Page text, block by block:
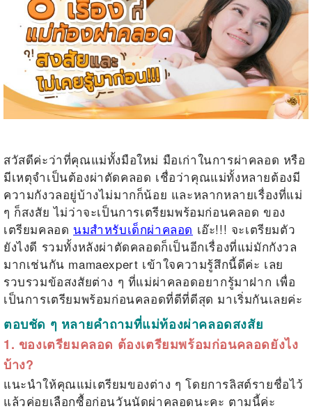
สวัสดีค่ะว่าที่คุณแม่ทั้งมือใหม่ มือเก่าในการผ่าคลอด หรือ
มีเหตุจำเป็นต้องผ่าตัดคลอด เชื่อว่าคุณแม่ทั้งหลายต้องมี
ความกังวลอยู่บ้างไม่มากก็น้อย และหลากหลายเรื่องที่แม่
ๆ ก็สงสัย ไม่ว่าจะเป็นการเตรียมพร้อมก่อนคลอด ของ
เตรียมคลอด นมสำหรับเด็กผ่าคลอด เอ๊ะ!!! จะเตรียมตัว
ยังไงดี รวมทั้งหลังผ่าตัดคลอดก็เป็นอีกเรื่องที่แม่มักกังวล
มากเช่นกัน mamaexpert เข้าใจความรู้สึกนี้ดีค่ะ เลย
รวบรวมข้อสงสัยต่าง ๆ ที่แม่ผ่าคลอดอยากรู้มาฝาก เพื่อ
เป็นการเตรียมพร้อมก่อนคลอดที่ดีที่ดีสุด มาเริ่มกันเลยค่ะ
ตอบชัด ๆ หลายคำถามที่แม่ท้องผ่าคลอดสงสัย
1. ของเตรียมคลอด ต้องเตรียมพร้อมก่อนคลอดยังไง
บ้าง?
แนะนำให้คุณแม่เตรียมของต่าง ๆ โดยการลิสต์รายชื่อไว้
แล้วค่อยเลือกซื้อก่อนวันนัดผ่าคลอดนะคะ ตามนี้ค่ะ